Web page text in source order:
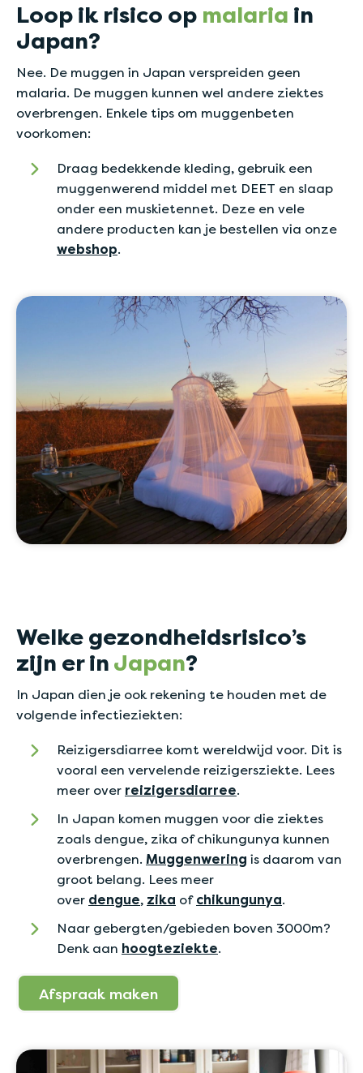
Loop ik risico op malaria in
Japan?
Nee. De muggen in Japan verspreiden geen
malaria. De muggen kunnen wel andere ziektes
overbrengen. Enkele tips om muggenbeten
voorkomen:
Draag bedekkende kleding, gebruik een
muggenwerend middel met DEET en slaap
onder een muskietennet. Deze en vele
andere producten kan je bestellen via onze
webshop.
Welke gezondheidsrisico’s
zijn er in Japan?
In Japan dien je ook rekening te houden met de
volgende infectieziekten:
Reizigersdiarree komt wereldwijd voor. Dit is
vooral een vervelende reizigersziekte. Lees
meer over reizigersdiarree.
In Japan komen muggen voor die ziektes
zoals dengue, zika of chikungunya kunnen
overbrengen. Muggenwering is daarom van
groot belang. Lees meer
over dengue, zika ofchikungunya.
Naar gebergten/gebieden boven 3000m?
Denk aan hoogteziekte.
Afspraak maken